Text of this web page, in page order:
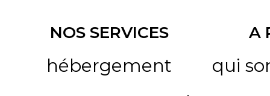
NOS SERVICES
hébergement
A
qui